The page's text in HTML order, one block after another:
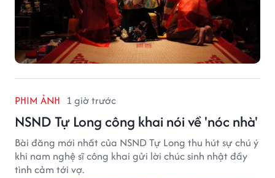
PHIM ẢNH 1 giờ trước
NSND Tự Long công khai nói về 'nóc nhà'
Bài đăng mới nhất của NSND Tự Long thu hút sự chú ý
khi nam nghệ sĩ công khai gửi lời chúc sinh nhật đầy
tình cảm tới vợ.